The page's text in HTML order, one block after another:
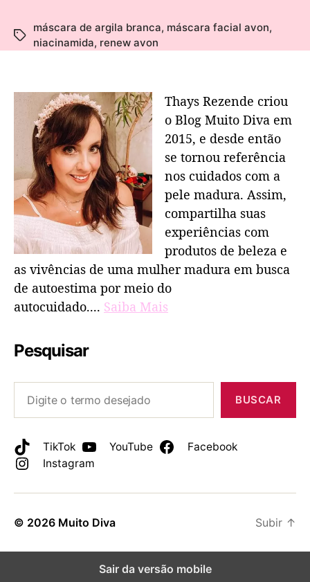
máscara de argila branca, máscara facial avon,
niacinamida, renew avon
Thays Rezende criou
o Blog Muito Diva em
2015, e desde então
se tornou referência
nos cuidados com a
pele madura. Assim,
compartilha suas
experiências com
produtos de beleza e
as vivências de uma mulher madura em busca
de autoestima por meio do
autocuidado.... Saiba Mais
Pesquisar
BUSCAR
TikTok YouTube
Facebook
Instagram
© 2026 Muito Diva Subir ↑
Sair da versão mobile